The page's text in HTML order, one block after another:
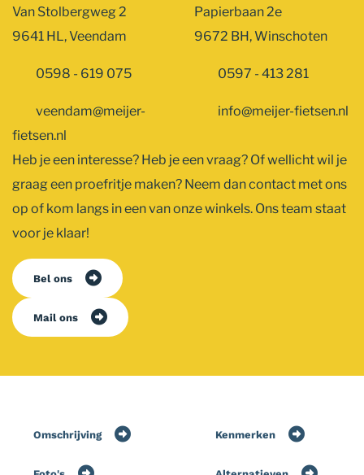
Van Stolbergweg 2
9641 HL, Veendam
0598 - 619 075
veendam@meijer-
fietsen.nl
Papierbaan 2e
9672 BH, Winschoten
0597 - 413 281
info@meijer-fietsen.nl
Heb je een interesse? Heb je een vraag? Of wellicht wil je
graag een proefritje maken? Neem dan contact met ons
op of kom langs in een van onze winkels. Ons team staat
voor je klaar!
Bel ons
Mail ons
Omschrijving Kenmerken